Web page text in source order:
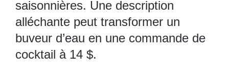
saisonnières. Une description
alléchante peut transformer un
buveur d’eau en une commande de
cocktail à 14 $.